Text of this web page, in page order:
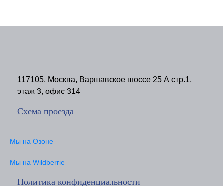
117105, Москва, Варшавское шоссе 25 А стр.1,
этаж 3, офис 314
Схема проезда
Мы на Озоне
Мы на Wildberrie
Политика конфиденциальности